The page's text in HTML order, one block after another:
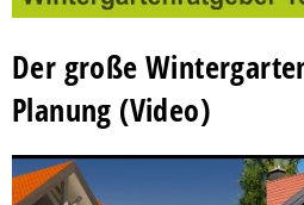
Der große
Planung (Video)